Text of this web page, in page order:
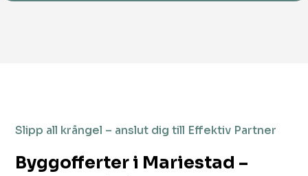
Slipp all krångel – anslut dig till Effektiv Partner
Byggofferter i Mariestad –